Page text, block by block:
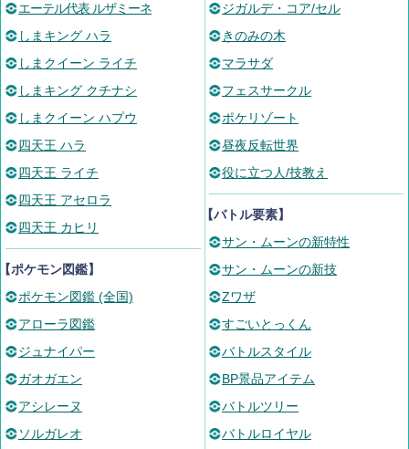
エーテル代表 ルザミーネ
しまキング ハラ
しまクイーン ライチ
しまキング クチナシ
しまクイーン ハプウ
四天王 ハラ
四天王 ライチ
四天王 アセロラ
四天王 カヒリ
ポケモン図鑑】
ポケモン図鑑 (全国)
アローラ図鑑
ジュナイパー
ガオガエン
アシレーヌ
ソルガレオ
ジガルデ・コア/セル
きのみの木
マラサダ
フェスサークル
ポケリゾート
昼夜反転世界
役に立つ人/技教え
【バトル要素】
サン・ムーンの新特性
サン・ムーンの新技
Zワザ
すごいとっくん
バトルスタイル
BP景品アイテム
バトルツリー
バトルロイヤル